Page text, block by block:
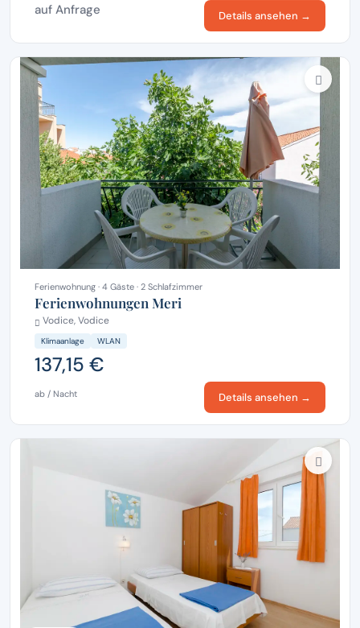
auf Anfrage Details ansehen →
Ferienwohnung · 4 Gäste · 2 Schlafzimmer
Ferienwohnungen Meri
Vodice, Vodice
Klimaanlage WLAN
137,15 €
ab / Nacht Details ansehen →